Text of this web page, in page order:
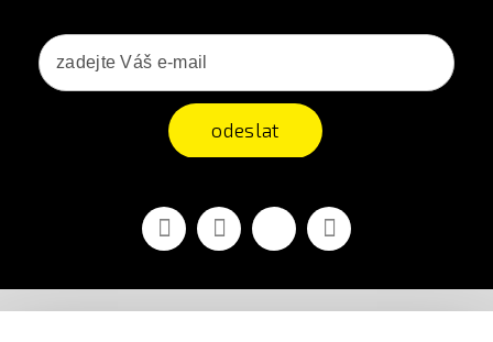
odeslat
FacebookYouTubeVimeo Instagram